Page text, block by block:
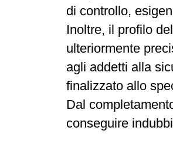
di controllo,
Inoltre, il profilo
ulteriormente
agli addetti alla
finalizzato allo
Dal
conseguire